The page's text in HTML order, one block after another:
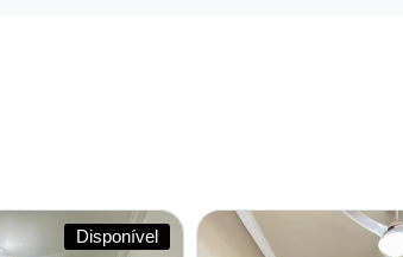
Disponível